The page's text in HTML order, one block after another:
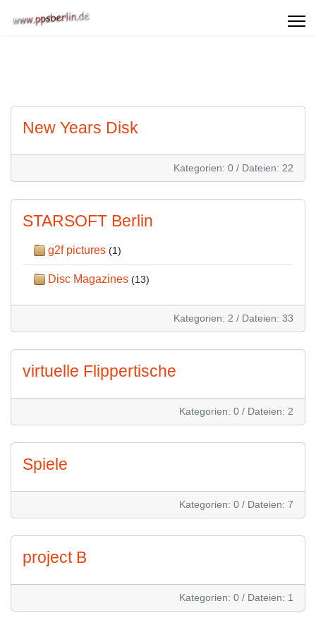
New Years Disk
Kategorien: 0 / Dateien: 22
STARSOFT Berlin
g2f pictures (1)
Disc Magazines (13)
Kategorien: 2 / Dateien: 33
virtuelle Flippertische
Kategorien: 0 / Dateien: 2
Spiele
Kategorien: 0 / Dateien: 7
project B
Kategorien: 0 / Dateien: 1